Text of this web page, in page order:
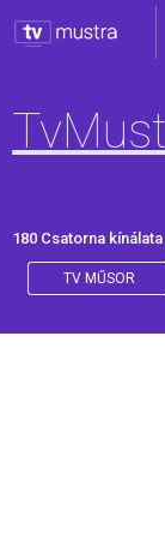
180 Csatorna
TV MŰSOR